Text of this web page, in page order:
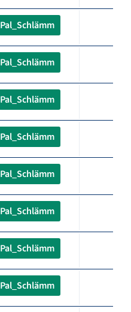
Pal_Schlämm
Pal_Schlämm
Pal_Schlämm
Pal_Schlämm
Pal_Schlämm
Pal_Schlämm
Pal_Schlämm
Pal_Schlämm